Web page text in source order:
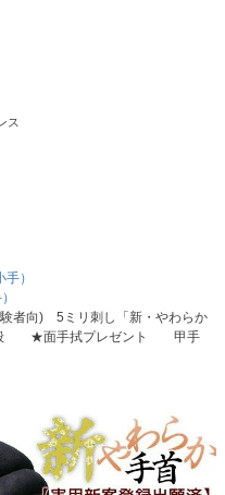
ス
）
向) 5ミリ刺し「新・やわらか
★面手拭プレゼント 甲手